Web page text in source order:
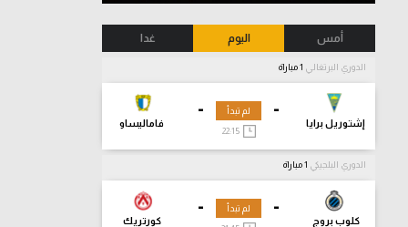
أمس اليوم غدا
الدوري البرتغالي
-
إشتوريل برايا
-
فاماليساو
لم تبدأ
22:15
الدوري البلجيكي
-
كلوب بروج
-
كورتريك
لم تبدأ